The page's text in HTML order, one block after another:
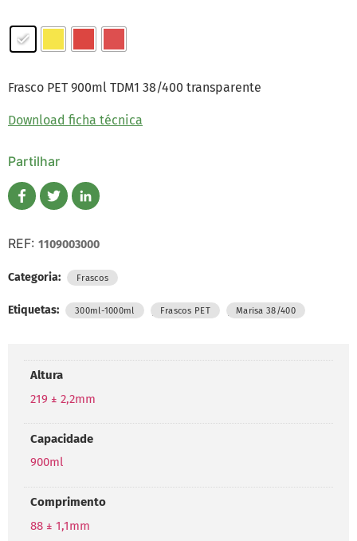
Frasco PET 900ml TDM1 38/400 transparente
Download ficha técnica
Partilhar
REF: 1109003000
Categoria: Frascos
Etiquetas: 300ml-1000ml , Frascos PET , Marisa 38/400
Altura
219 ± 2,2mm
Capacidade
900ml
Comprimento
88 ± 1,1mm